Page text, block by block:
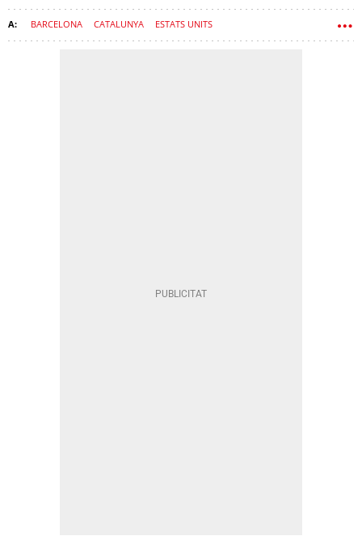
BARCELONA CATALUNYA ESTATS UNITS